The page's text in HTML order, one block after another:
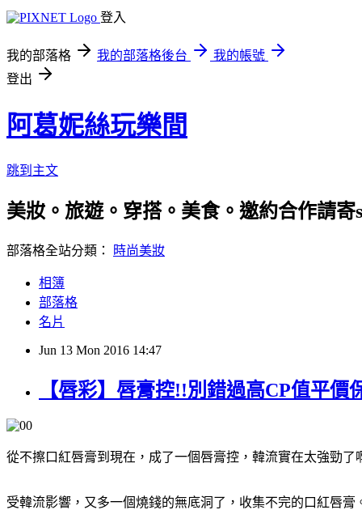
登入
我的部落格 我的部落格後台
我的帳號
登出
阿葛妮絲玩樂間
跳到主文
美妝。旅遊。穿搭。美食。邀約合作請寄
部落格全站分類： 時尚美妝
相簿
部落格
名片
Jun 13 Mon 2016 14:47
【唇彩】唇膏控!!別錯過高CP值平
從不擦口紅唇膏到現在，成了一個唇膏控，韓流實在太強勁了
受韓流影響，又多一個燒錢的無底洞了，收集不完的口紅唇膏